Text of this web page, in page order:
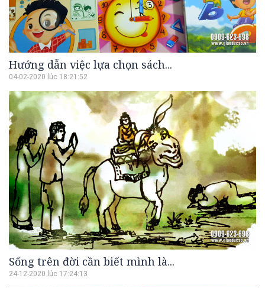
Hướng dẫn việc lựa chọn sách...
04-02-2020 lúc 18:21:52
Sống trên đời cần biết mình là...
24-12-2020 lúc 17:24:13